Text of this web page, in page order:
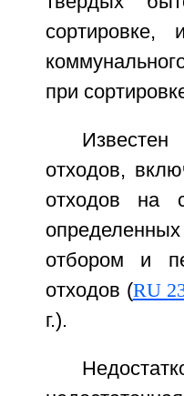
при
отходов,
отходов на
отбором и
отходов (RU
г.).